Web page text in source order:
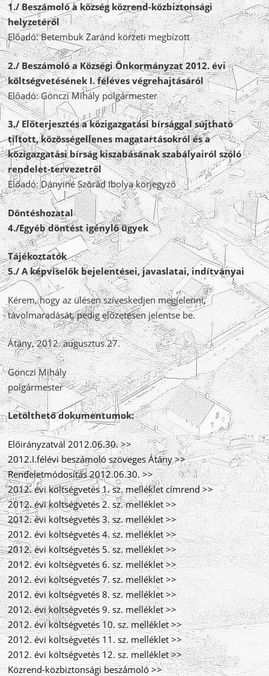
1./ Beszámoló a község közrend-közbiztonsági
helyzetéről
Előadó: Betembuk Zaránd körzeti megbízott
2./ Beszámoló a Községi Önkormányzat 2012. évi
költségvetésének I. féléves végrehajtásáról
Előadó: Gönczi Mihály polgármester
3./ Előterjesztés a közigazgatási bírsággal sújtható
tiltott, közösségellenes magatartásokról és a
közigazgatási bírság kiszabásának szabályairól szóló
rendelet-tervezetről
Előadó: Dányiné Szórád Ibolya körjegyző
Döntéshozatal
4./Egyéb döntést igénylő ügyek
Tájékoztatók
5./ A képviselők bejelentései, javaslatai, indítványai
Kérem, hogy az ülésen szíveskedjen megjelenni,
távolmaradását, pedig előzetesen jelentse be.
Átány, 2012. augusztus 27.
Gönczi Mihály
polgármester
Letölthető dokumentumok:
Előirányzatvál 2012.06.30. >>
2012.I.félévi beszámoló szöveges Átány >>
Rendeletmódosítás 2012.06.30. >>
2012. évi költségvetés 1. sz. melléklet címrend >>
2012. évi költségvetés 2. sz. melléklet >>
2012. évi költségvetés 3. sz. melléklet >>
2012. évi költségvetés 4. sz. melléklet >>
2012. évi költségvetés 5. sz. melléklet >>
2012. évi költségvetés 6. sz. melléklet >>
2012. évi költségvetés 7. sz. melléklet >>
2012. évi költségvetés 8. sz. melléklet >>
2012. évi költségvetés 9. sz. melléklet >>
2012. évi költségvetés 10. sz. melléklet >>
2012. évi költségvetés 11. sz. melléklet >>
2012. évi költségvetés 12. sz. melléklet >>
Közrend-közbiztonsági beszámoló >>